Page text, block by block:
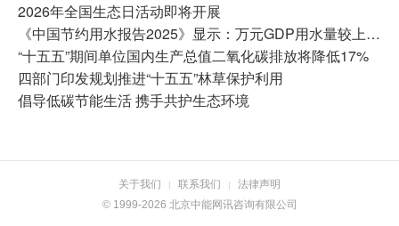
2026年全国生态日活动即将开展
《中国节约用水报告2025》显示：万元GDP用水量较上年下降4.5%
“十五五”期间单位国内生产总值二氧化碳排放将降低17%
四部门印发规划推进“十五五”林草保护利用
倡导低碳节能生活 携手共护生态环境
关于我们 | 联系我们 |
法律声明
© 1999-2026 北京中能网讯咨询有限公司